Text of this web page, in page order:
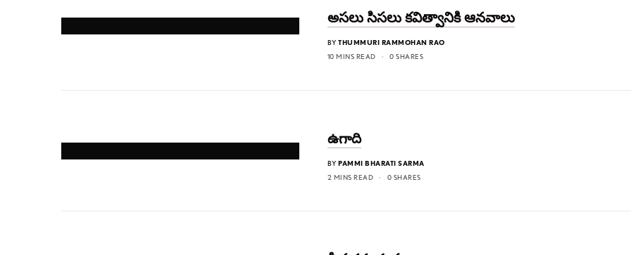
అసలు సిసలు కవిత్వానికి ఆనవాలు
BY THUMMURI RAMMOHAN RAO
10 MINS READ
0 SHARES
ఉగాది
BY PAMMI BHARATI SARMA
2 MINS READ
0 SHARES